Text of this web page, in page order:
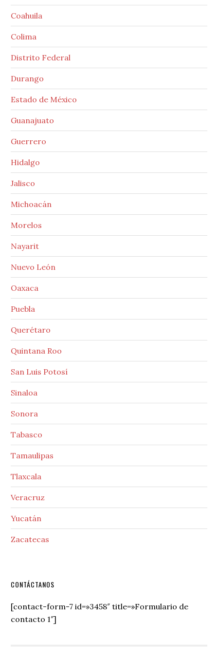
Coahuila
Colima
Distrito Federal
Durango
Estado de México
Guanajuato
Guerrero
Hidalgo
Jalisco
Michoacán
Morelos
Nayarit
Nuevo León
Oaxaca
Puebla
Querétaro
Quintana Roo
San Luis Potosí
Sinaloa
Sonora
Tabasco
Tamaulipas
Tlaxcala
Veracruz
Yucatán
Zacatecas
Secondary
Sidebar
CONTÁCTANOS
[contact-form-7 id=»3458″ title=»Formulario de
contacto 1″]